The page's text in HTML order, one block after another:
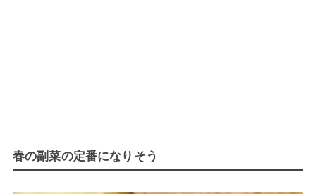
春の副菜の定番になりそう